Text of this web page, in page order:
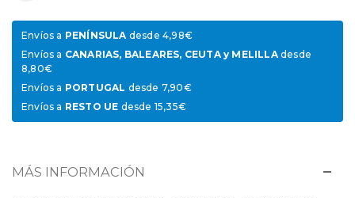
Envíos a PENÍNSULAdesde 4,98€
Envíos a CANARIAS, BALEARES, CEUTA y MELILLAdesde
8,80€
Envíos a PORTUGAL desde 7,90€
Envíos a RESTO UE desde 15,35€
MÁS INFORMACIÓN